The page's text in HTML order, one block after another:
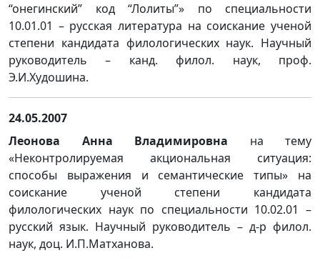
“онегинский” код “Лолиты”» по специальности
10.01.01 – русская литература на соискание ученой
степени кандидата филологических наук. Научный
руководитель – канд. филол. наук, проф.
Э.И.Худошина.
24.05.2007
Леонова Анна Владимировна на тему
«Неконтролируемая акциональная ситуация:
способы выражения и семантические типы» на
соискание ученой степени кандидата
филологических наук по специальности 10.02.01 –
русский язык. Научный руководитель – д-р филол.
наук, доц. И.П.Матханова.